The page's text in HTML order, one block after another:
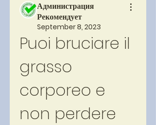
Администрация
Рекомендует
September 8, 2023
Puoi bruciare il
grasso
corporeo e
non perdere